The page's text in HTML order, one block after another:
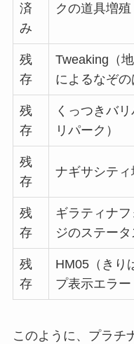
済
み
クの道具増殖
残
存
Tweaking（
によるなぞの
残
存
くっつきバ
リパーク）
残
存
ナギサシテ
残
存
ギラティナ
ジのステー
残
存
HM05（きり
プ表示エラー
このように、プラチ